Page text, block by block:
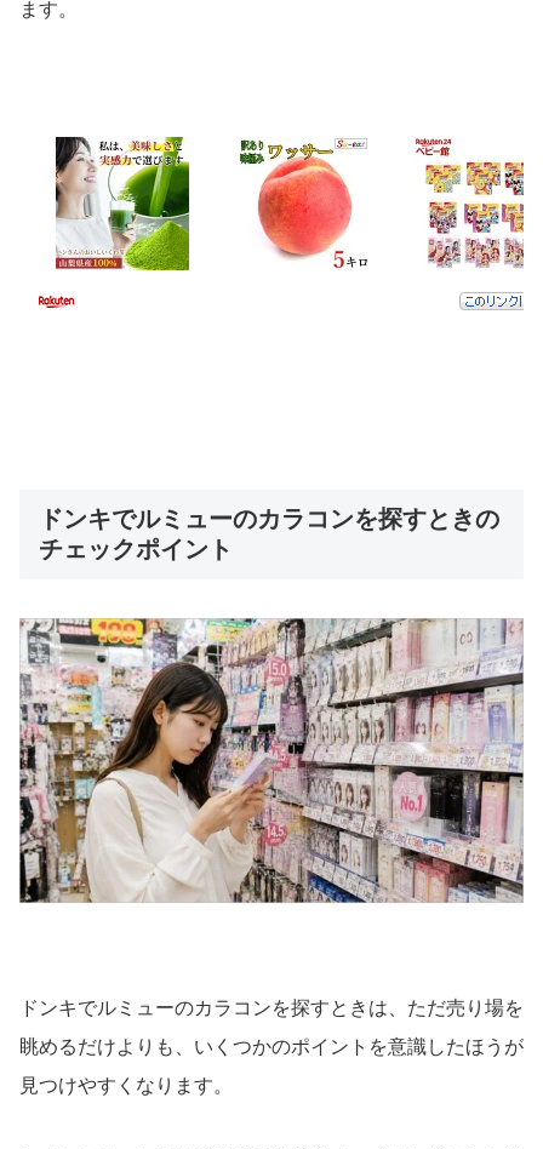
ます。
ドンキでルミューのカラコンを探すときの
チェックポイント
ドンキでルミューのカラコンを探すときは、ただ売り場を
眺めるだけよりも、いくつかのポイントを意識したほうが
見つけやすくなります。